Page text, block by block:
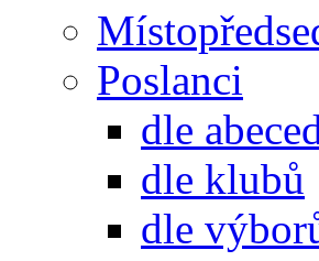
Poslanci
dle
dle klubů
dle